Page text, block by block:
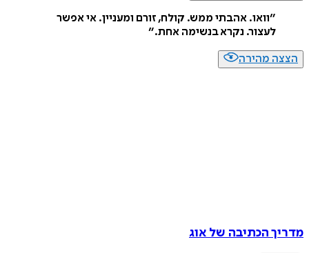
״וואו. אהבתי ממש. קולח, זורם ומעניין. אי אפשר
לעצור. נקרא בנשימה אחת.״
הצצה מהירה
מדריך הכתיבה של אוג